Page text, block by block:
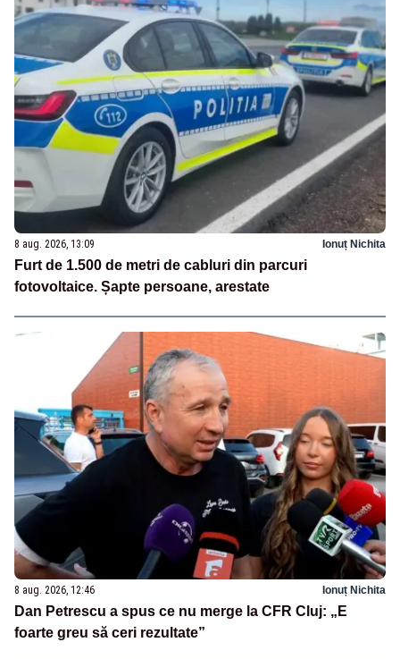
8 aug. 2026, 13:09 Ionuț Nichita
Furt de 1.500 de metri de cabluri din parcuri
fotovoltaice. Șapte persoane, arestate
8 aug. 2026, 12:46 Ionuț Nichita
Dan Petrescu a spus ce nu merge la CFR Cluj: „E
foarte greu să ceri rezultate”